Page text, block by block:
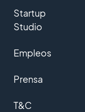
Startup
Studio
Empleos
Prensa
T&C